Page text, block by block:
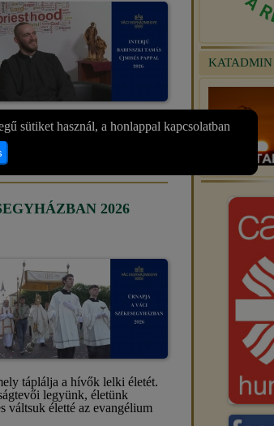
töltött. Papként Istentől
Isten szövetségének őrzését.
2026
táplálja a hívők lelki életét.
legyünk, életünk
váltsuk életté az evangélium
KATADMIN
sütiket használ, a honlappal kapcsolatban